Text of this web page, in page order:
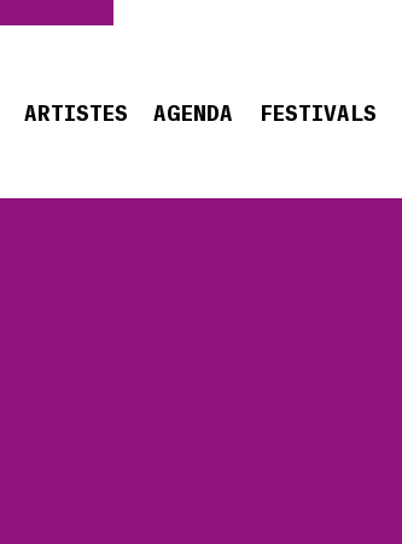
ARTISTES AGENDA FESTIVALS